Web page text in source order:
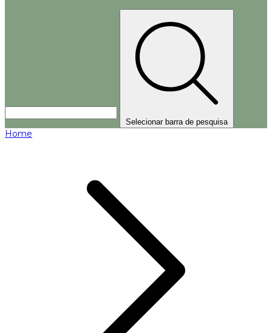
Selecionar barra de pesquisa
Home